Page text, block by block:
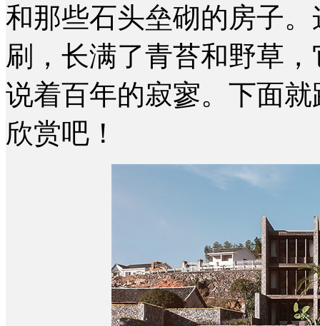
和那些石头垒砌的房子
刷，长满了青苔和野草
说着百年的寂寥。下面就
欣赏吧！